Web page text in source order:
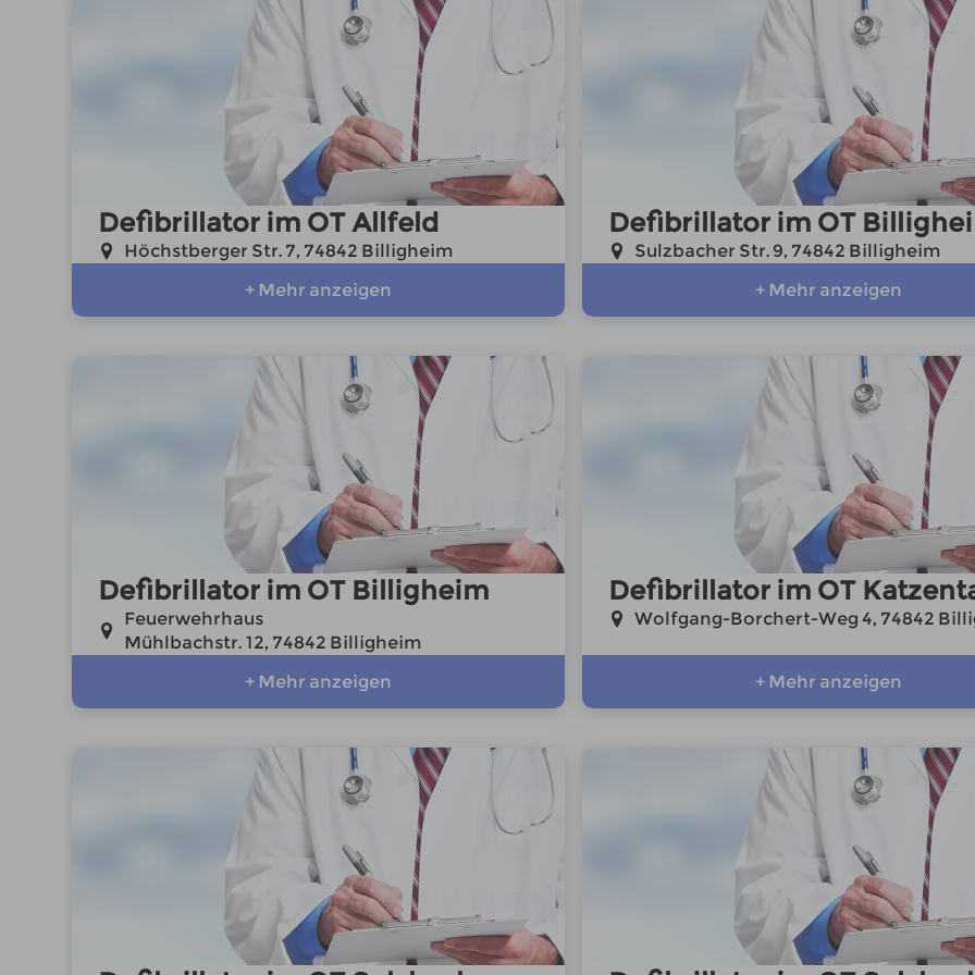
Defibrillator im OT Allfeld
Höchstberger Str. 7, 74842 Billigheim
+ Mehr anzeigen
Defibrillator im OT
Sulzbacher Str. 9, 74842 Billigheim
+ Mehr anzeigen
Defibrillator im OT Billigheim
Feuerwehrhaus
Mühlbachstr. 12, 74842 Billigheim
+ Mehr anzeigen
Defibrillator im OT
Wolfgang-Borchert-Weg 4, 74842
+ Mehr anzeigen